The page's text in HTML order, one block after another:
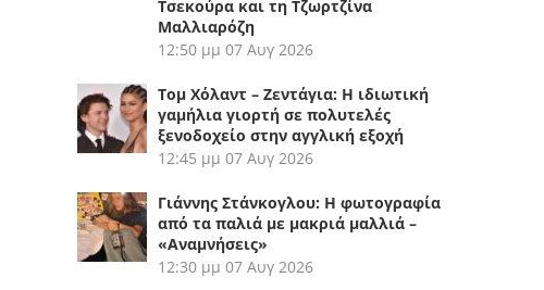
Τσεκούρα και τη Τζωρτζίνα
Μαλλιαρόζη
12:50 μμ 07 Αυγ 2026
Τομ Χόλαντ – Ζεντάγια: Η ιδιωτική
γαμήλια γιορτή σε πολυτελές
ξενοδοχείο στην αγγλική εξοχή
12:45 μμ 07 Αυγ 2026
Γιάννης Στάνκογλου: Η φωτογραφία
από τα παλιά με μακριά μαλλιά –
«Αναμνήσεις»
12:30 μμ 07 Αυγ 2026